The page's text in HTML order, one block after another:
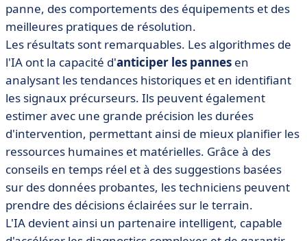
panne, des comportements des équipements et des
meilleures pratiques de résolution.
Les résultats sont remarquables. Les algorithmes de
l'IA ont la capacité d'anticiper les pannes en
analysant les tendances historiques et en identifiant
les signaux précurseurs. Ils peuvent également
estimer avec une grande précision les durées
d'intervention, permettant ainsi de mieux planifier les
ressources humaines et matérielles. Grâce à des
conseils en temps réel et à des suggestions basées
sur des données probantes, les techniciens peuvent
prendre des décisions éclairées sur le terrain.
L'IA devient ainsi un partenaire intelligent, capable